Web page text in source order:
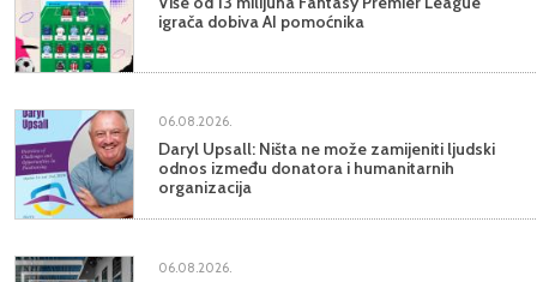
igrača dobiva AI pomoćnika
06.08.2026.
Daryl Upsall: Ništa ne može zamijeniti ljudski
odnos između donatora i humanitarnih
organizacija
06.08.2026.